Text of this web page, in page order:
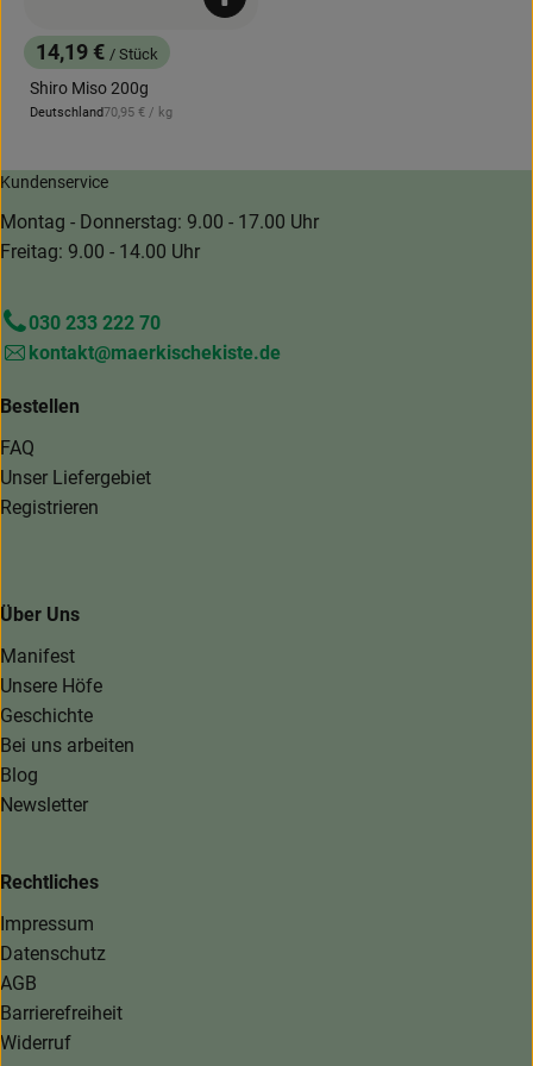
, Preis:
14,19 € / Stück
Shiro Miso 200g
, Herkunft:
Deutschland, Referenzpreis:
70,95 € / kg
Kundenservice
Montag - Donnerstag: 9.00 - 17.00 Uhr
Freitag: 9.00 - 14.00 Uhr
030 233 222 70
kontakt@maerkischekiste.de
Bestellen
FAQ
Unser Liefergebiet
Registrieren
Über Uns
Manifest
Unsere Höfe
Geschichte
Bei uns arbeiten
Blog
Newsletter
Rechtliches
Impressum
Datenschutz
AGB
Barrierefreiheit
Widerruf